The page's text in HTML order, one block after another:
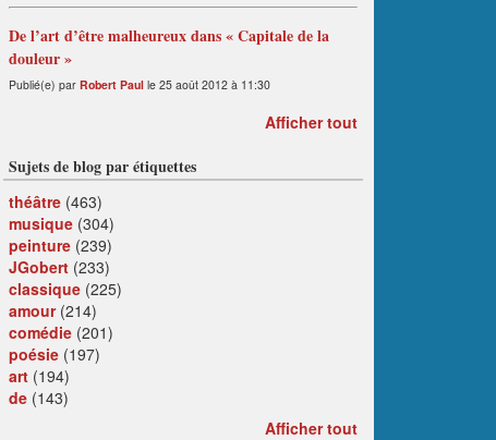
De l’art d’être malheureux dans « Capitale de la
douleur »
Publié(e) par Robert Paul le 25 août 2012 à 11:30
Afficher tout
Sujets de blog par étiquettes
théâtre (463)
musique (304)
peinture (239)
JGobert (233)
classique (225)
amour(214)
comédie (201)
poésie (197)
art (194)
de (143)
Afficher tout